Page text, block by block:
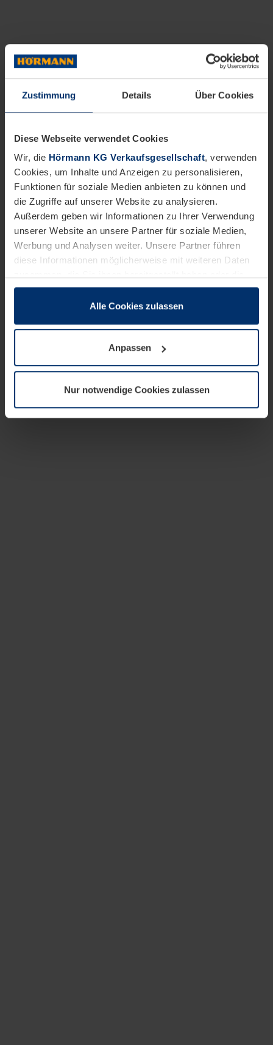
Zustimmung Details Über Cookies
Diese Webseite verwendet Cookies
Wir, die Hörmann KG Verkaufsgesellschaft, verwenden
Cookies, um Inhalte und Anzeigen zu personalisieren,
Funktionen für soziale Medien anbieten zu können und
die Zugriffe auf unserer Website zu analysieren.
Außerdem geben wir Informationen zu Ihrer Verwendung
unserer Website an unsere Partner für soziale Medien,
Werbung und Analysen weiter. Unsere Partner führen
diese Informationen möglicherweise mit weiteren Daten
sie im Rahmen Ihrer Nutzung der Dienste gesammelt
wenn diese für den Betrieb dieser Seite unbedingt
notwendig sind. Für alle anderen Cookie-Typen benötigen
wir Ihre Erlaubnis. Ihre Einwilligung können Sie jederzeit
Datenschutzerklärungunserer Website ändern oder
widerrufen.
Alle Cookies zulassen
Anpassen
Nur notwendige Cookies zulassen